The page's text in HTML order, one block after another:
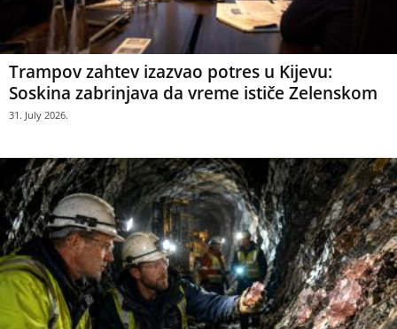
Trampov zahtev izazvao potres u Kijevu:
Soskina zabrinjava da vreme ističe Zelenskom
31. July 2026.